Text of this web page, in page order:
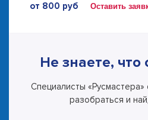
от 800 руб Оставить
Не знаете, что
Специалисты «Русмастера»
разобраться и